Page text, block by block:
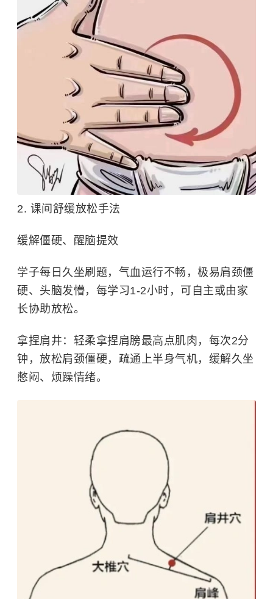
2. 课间舒缓放松手法
缓解僵硬、醒脑提效
学子每日久坐刷题，气血运行不畅，极易肩颈僵
硬、头脑发懵，每学习1-2小时，可自主或由家
长协助放松。
拿捏肩井： 轻柔拿捏肩膀最高点肌肉，每次2分
钟，放松肩颈僵硬，疏通上半身气机，缓解久坐
憋闷、烦躁情绪。